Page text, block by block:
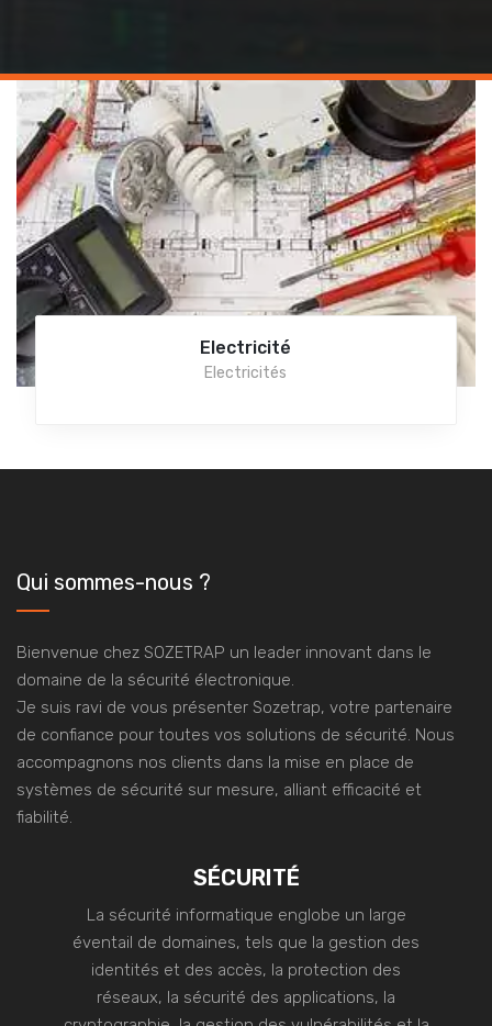
Electricité
Electricités
Qui sommes-nous ?
Bienvenue chez SOZETRAP un leader innovant dans le
domaine de la sécurité électronique.
Je suis ravi de vous présenter Sozetrap, votre partenaire
de confiance pour toutes vos solutions de sécurité. Nous
accompagnons nos clients dans la mise en place de
systèmes de sécurité sur mesure, alliant efficacité et
fiabilité.
SÉCURITÉ
La sécurité informatique englobe un large
éventail de domaines, tels que la gestion des
identités et des accès, la protection des
réseaux, la sécurité des applications, la